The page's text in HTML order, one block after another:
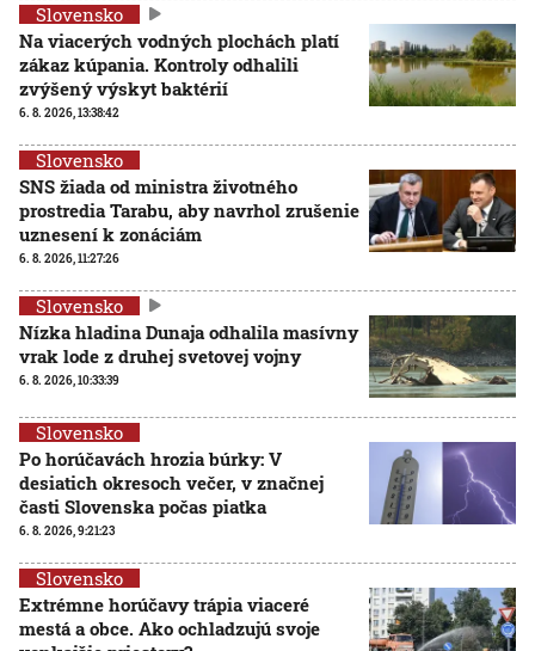
Slovensko
Na viacerých vodných plochách platí
zákaz kúpania. Kontroly odhalili
zvýšený výskyt baktérií
6. 8. 2026, 13:38:42
Slovensko
SNS žiada od ministra životného
prostredia Tarabu, aby navrhol zrušenie
uznesení k zonáciám
6. 8. 2026, 11:27:26
Slovensko
Nízka hladina Dunaja odhalila masívny
vrak lode z druhej svetovej vojny
6. 8. 2026, 10:33:39
Slovensko
Po horúčavách hrozia búrky: V
desiatich okresoch večer, v značnej
časti Slovenska počas piatka
6. 8. 2026, 9:21:23
Slovensko
Extrémne horúčavy trápia viaceré
mestá a obce. Ako ochladzujú svoje